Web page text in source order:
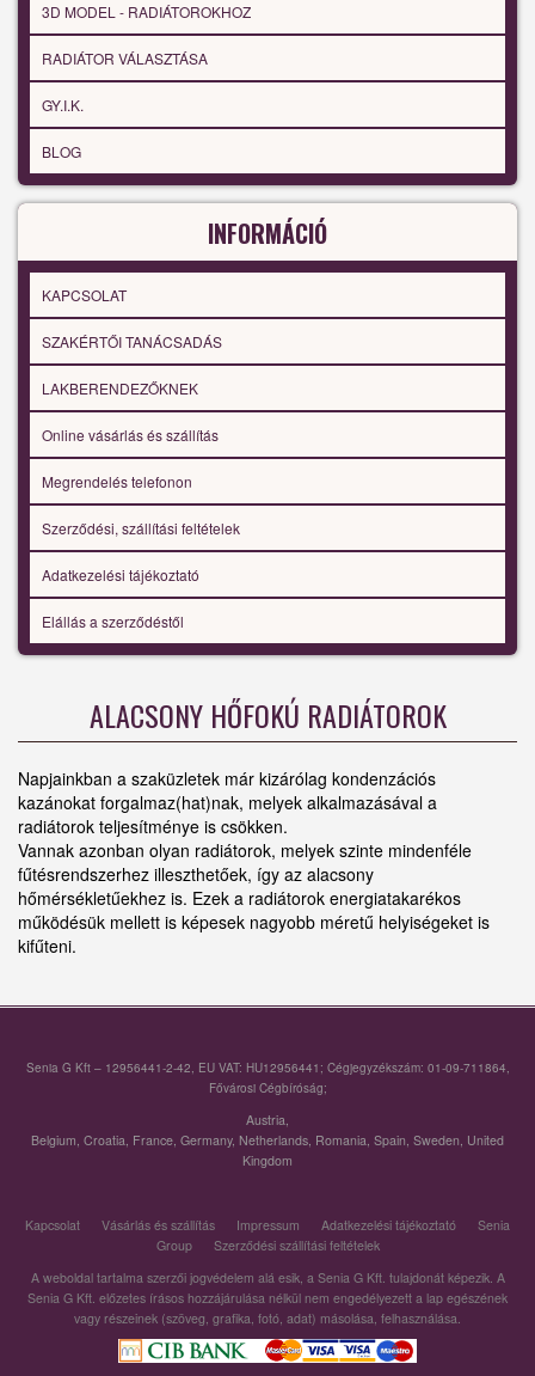
3D MODEL - RADIÁTOROKHOZ
RADIÁTOR VÁLASZTÁSA
GY.I.K.
BLOG
INFORMÁCIÓ
KAPCSOLAT
SZAKÉRTŐI TANÁCSADÁS
LAKBERENDEZŐKNEK
Online vásárlás és szállítás
Megrendelés telefonon
Szerződési, szállítási feltételek
Adatkezelési tájékoztató
Elállás a szerződéstől
ALACSONY HŐFOKÚ RADIÁTOROK
Napjainkban a szaküzletek már kizárólag kondenzációs
kazánokat forgalmaz(hat)nak, melyek alkalmazásával a
radiátorok teljesítménye is csökken.
Vannak azonban olyan radiátorok, melyek szinte mindenféle
fűtésrendszerhez illeszthetőek, így az alacsony
hőmérsékletűekhez is. Ezek a radiátorok energiatakarékos
működésük mellett is képesek nagyobb méretű helyiségeket is
kifűteni.
Senia G Kft – 12956441-2-42, EU VAT: HU12956441; Cégjegyzékszám: 01-09-711864,
Fővárosi Cégbíróság;
Austria,
Belgium, Croatia, France, Germany, Netherlands, Romania, Spain, Sweden, United
Kingdom
Kapcsolat Vásárlás és szállítás Impressum Adatkezelési tájékoztató
Senia
Group
Szerződési szállítási feltételek
A weboldal tartalma szerzői jogvédelem alá esik, a Senia G Kft. tulajdonát képezik. A
Senia G Kft. előzetes írásos hozzájárulása nélkül nem engedélyezett a lap egészének
vagy részeinek (szöveg, grafika, fotó, adat) másolása, felhasználása.